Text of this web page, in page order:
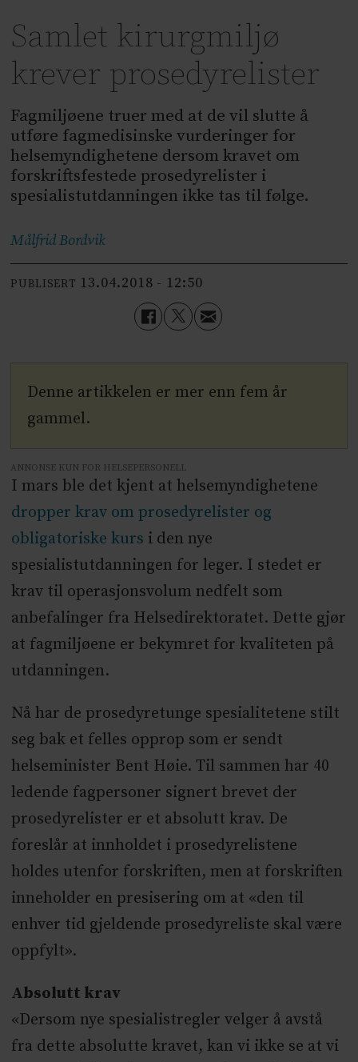
Samlet kirurgmiljø
krever prosedyrelister
Fagmiljøene truer med at de vil slutte å
utføre fagmedisinske vurderinger for
helsemyndighetene dersom kravet om
forskriftsfestede prosedyrelister i
spesialistutdanningen ikke tas til følge.
MålfridBordvik
PUBLISERT 13.04.2018 - 12:50
Denne artikkelen er mer enn fem år
gammel.
ANNONSE KUN FOR HELSEPERSONELL
I mars ble det kjent at helsemyndighetene
dropper krav om prosedyrelister og
obligatoriske kurs i den nye
spesialistutdanningen for leger. I stedet er
krav til operasjonsvolum nedfelt som
anbefalinger fra Helsedirektoratet. Dette gjør
at fagmiljøene er bekymret for kvaliteten på
utdanningen.
Nå har de prosedyretunge spesialitetene stilt
seg bak et felles opprop som er sendt
helseminister Bent Høie. Til sammen har 40
ledende fagpersoner signert brevet der
prosedyrelister er et absolutt krav. De
foreslår at innholdet i prosedyrelistene
holdes utenfor forskriften, men at forskriften
inneholder en presisering om at «den til
enhver tid gjeldende prosedyreliste skal være
oppfylt».
Absolutt krav
«Dersom nye spesialistregler velger å avstå
fra dette absolutte kravet, kan vi ikke se at vi